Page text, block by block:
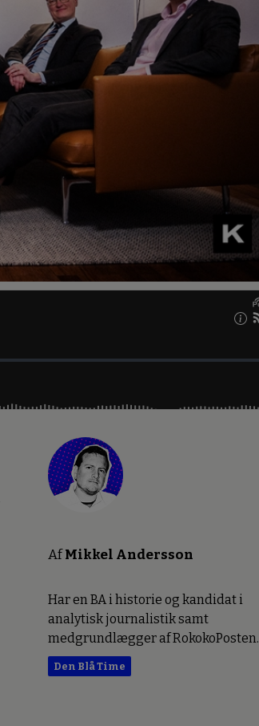
AfMikkel Andersson
Har en BA i historie og kandidat i
analytisk journalistik samt
medgrundlægger af RokokoPosten.
Den Blå Time